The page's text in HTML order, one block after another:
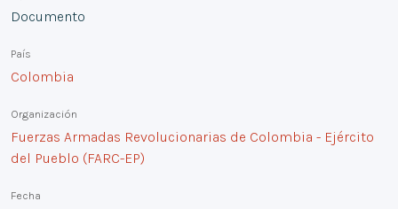
Documento
País
Colombia
Organización
Fuerzas Armadas Revolucionarias de Colombia - Ejército
del Pueblo (FARC-EP)
Fecha